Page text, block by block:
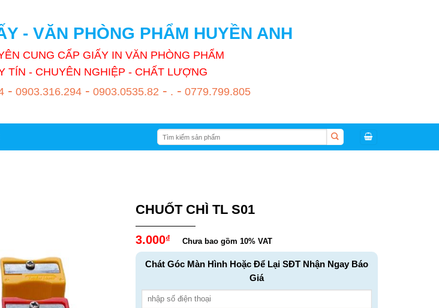
- VĂN PHÒNG PHẨM HUYỀN ANH
CUNG CẤP GIẤY IN VĂN PHÒNG PHẨM
TÍN - CHUYÊN NGHIỆP - CHẤT LƯỢNG
- 0903.316.294 - 0903.0535.82 - . - 0779.799.805
Tìm
kiếm:
CHUỐT CHÌ TL S01
3.000₫ Chưa bao gồm 10% VAT
Chát Góc Màn Hình Hoặc Để Lại SĐT Nhận Ngay Báo
Giá